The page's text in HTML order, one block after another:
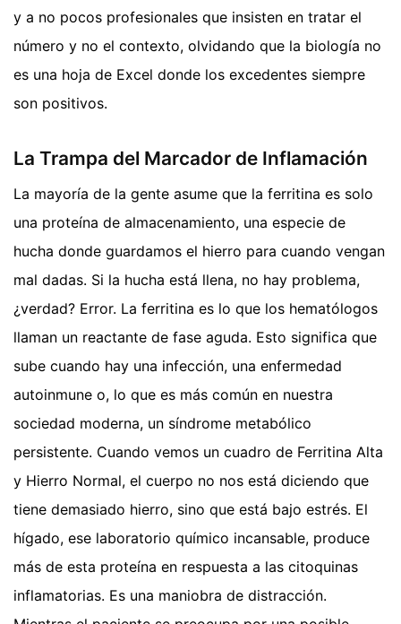
y a no pocos profesionales que insisten en tratar el
número y no el contexto, olvidando que la biología no
es una hoja de Excel donde los excedentes siempre
son positivos.
La Trampa del Marcador de Inflamación
La mayoría de la gente asume que la ferritina es solo
una proteína de almacenamiento, una especie de
hucha donde guardamos el hierro para cuando vengan
mal dadas. Si la hucha está llena, no hay problema,
¿verdad? Error. La ferritina es lo que los hematólogos
llaman un reactante de fase aguda. Esto significa que
sube cuando hay una infección, una enfermedad
autoinmune o, lo que es más común en nuestra
sociedad moderna, un síndrome metabólico
persistente. Cuando vemos un cuadro de Ferritina Alta
y Hierro Normal, el cuerpo no nos está diciendo que
tiene demasiado hierro, sino que está bajo estrés. El
hígado, ese laboratorio químico incansable, produce
más de esta proteína en respuesta a las citoquinas
inflamatorias. Es una maniobra de distracción.